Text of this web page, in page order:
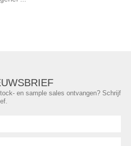
en sample sales ontvangen? Schrijf